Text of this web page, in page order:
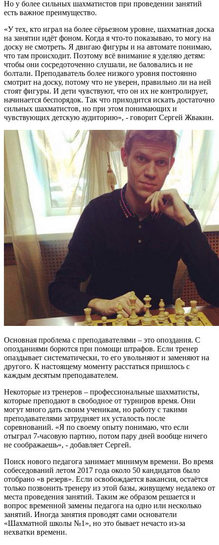
Но у более сильных шахматистов при проведении занятий
есть важное преимущество.
«У тех, кто играл на более сёрьезном уровне, шахматная доска
на занятии идёт фоном. Когда я что-то показываю, то могу на
доску не смотреть. Я двигаю фигуры и на автомате понимаю,
что там происходит. Поэтому всё внимание я уделяю детям:
чтобы они сосредоточенно слушали, не баловались и не
болтали. Преподаватель более низкого уровня постоянно
смотрит на доску, потому что не уверен, правильно ли на ней
стоят фигуры. И дети чувствуют, что он их не контролирует,
начинается беспорядок. Так что приходится искать достаточно
сильных шахматистов, но при этом понимающих и
чувствующих детскую аудиторию», - говорит Сергей Жвакин.
Основная проблема с преподавателями – это опоздания. С
опозданиями борются при помощи штрафов. Если тренер
опаздывает систематически, то его увольняют и заменяют на
другого. К настоящему моменту расстаться пришлось с
каждым десятым преподавателем.
Некоторые из тренеров – профессиональные шахматисты,
которые преподают в свободное от турниров время. Они
могут много дать своим ученикам, но работу с такими
преподавателями затрудняет их усталость после
соревнований. «Я по своему опыту понимаю, что если
отыграл 7-часовую партию, потом пару дней вообще ничего
не соображаешь», - добавляет Сергей.
Поиск нового педагога занимает минимум времени. Во время
собеседований летом 2017 года около 50 кандидатов было
отобрано «в резерв». Если освобождается вакансия, остаётся
только позвонить тренеру из этой базы, живущему недалеко от
места проведения занятий. Таким же образом решается и
вопрос временной замены педагога на одно или несколько
занятий. Иногда занятия проводят сами основатели
«Шахматной школы №1», но это бывает нечасто из-за
нехватки времени.